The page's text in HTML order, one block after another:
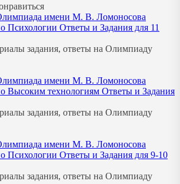
имени М. В. Ломоносова
Психологии Ответы и Задания для 11
задания, ответы на Олимпиаду
имени М. В. Ломоносова
Высоким технологиям Ответы и Задания
задания, ответы на Олимпиаду
имени М. В. Ломоносова
Психологии Ответы и Задания для 9-10
задания, ответы на Олимпиаду